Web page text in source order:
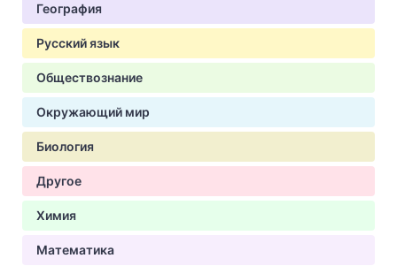
География
Русский язык
Обществознание
Окружающий мир
Биология
Другое
Химия
Математика